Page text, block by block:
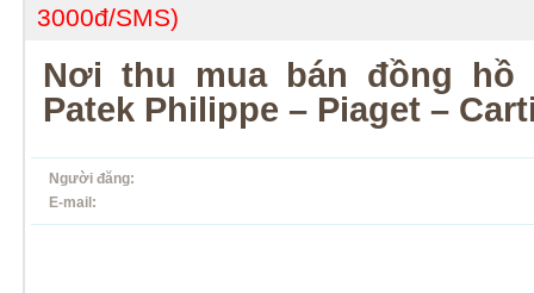
3000đ/SMS)
Nơi thu mua bán đồng hồ
Patek Philippe – Piaget –
Người đăng:
E-mail: